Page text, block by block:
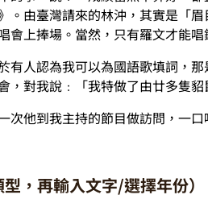
。由臺灣請來的林沖，其實是「
會上捧場。當然，只有羅文才能
有人認為我可以為國語歌填詞，
，對我說﹕「我特做了由廿多隻
次他到我主持的節目做訪問，一
，再輸入文字/選擇年份）